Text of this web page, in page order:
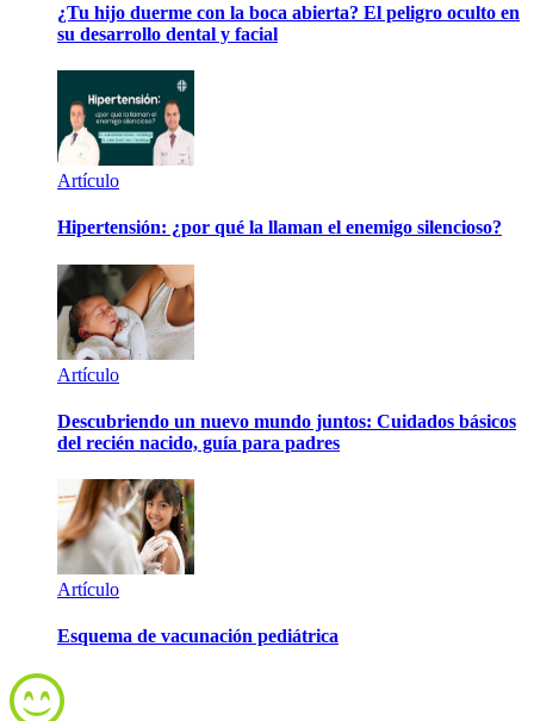
¿Tu hijo duerme con la boca abierta? El peligro oculto en
su desarrollo dental y facial
Artículo
Hipertensión: ¿por qué la llaman el enemigo silencioso?
Artículo
Descubriendo un nuevo mundo juntos: Cuidados básicos
del recién nacido, guía para padres
Artículo
Esquema de vacunación pediátrica